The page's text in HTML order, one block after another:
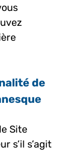
de
Site
s’il s’agit